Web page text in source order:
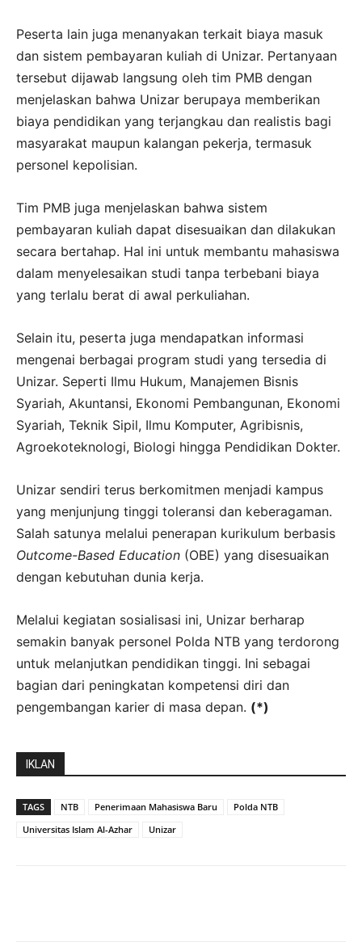
Peserta lain juga menanyakan terkait biaya masuk
dan sistem pembayaran kuliah di Unizar. Pertanyaan
tersebut dijawab langsung oleh tim PMB dengan
menjelaskan bahwa Unizar berupaya memberikan
biaya pendidikan yang terjangkau dan realistis bagi
masyarakat maupun kalangan pekerja, termasuk
personel kepolisian.
Tim PMB juga menjelaskan bahwa sistem
pembayaran kuliah dapat disesuaikan dan dilakukan
secara bertahap. Hal ini untuk membantu mahasiswa
dalam menyelesaikan studi tanpa terbebani biaya
yang terlalu berat di awal perkuliahan.
Selain itu, peserta juga mendapatkan informasi
mengenai berbagai program studi yang tersedia di
Unizar. Seperti Ilmu Hukum, Manajemen Bisnis
Syariah, Akuntansi, Ekonomi Pembangunan, Ekonomi
Syariah, Teknik Sipil, Ilmu Komputer, Agribisnis,
Agroekoteknologi, Biologi hingga Pendidikan Dokter.
Unizar sendiri terus berkomitmen menjadi kampus
yang menjunjung tinggi toleransi dan keberagaman.
Salah satunya melalui penerapan kurikulum berbasis
Outcome-Based Education (OBE) yang disesuaikan
dengan kebutuhan dunia kerja.
Melalui kegiatan sosialisasi ini, Unizar berharap
semakin banyak personel Polda NTB yang terdorong
untuk melanjutkan pendidikan tinggi. Ini sebagai
bagian dari peningkatan kompetensi diri dan
pengembangan karier di masa depan. (*)
IKLAN
TAGS NTB Penerimaan Mahasiswa Baru
Polda NTB
Universitas Islam Al-Azhar
Unizar